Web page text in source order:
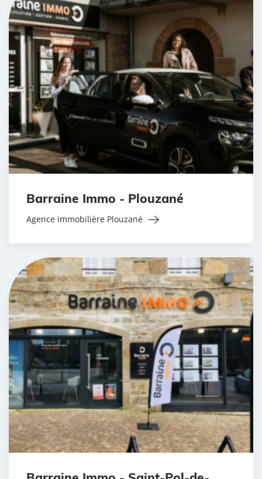
Barraine Immo - Plouzané
Agence immobilière Plouzané